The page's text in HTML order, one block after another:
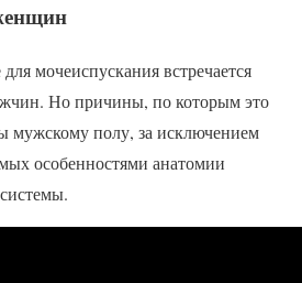
мочеиспускания встречается
Но причины, по которым это
мужскому полу, за исключением
особенностями анатомии